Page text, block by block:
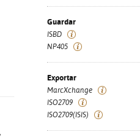
Guardar
ISBD
NP405
Exportar
MarcXchange
ISO2709
ISO2709(ISIS)